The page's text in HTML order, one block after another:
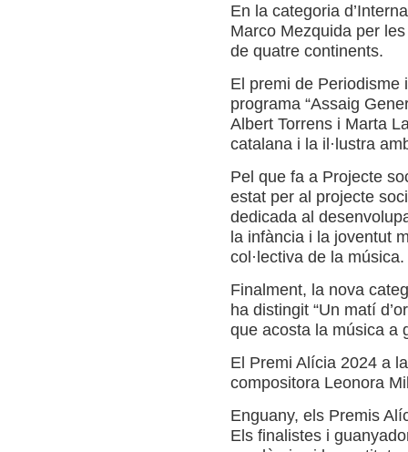
En la categoria
Marco Mezquida per
de quatre continents.
El premi de Periodisme
programa “Assaig
Albert Torrens i Marta
catalana i la il·lustra
Pel que fa a Projecte
estat per al projecte
dedicada al
la infància i la joventut
col·lectiva de la música.
Finalment, la nova
ha distingit “Un matí
que acosta la música a
El Premi Alícia 2024 a
compositora Leonora
Enguany, els Premis
Els finalistes i